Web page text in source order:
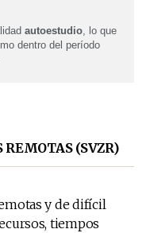
autoestudio , lo que
dentro del período
(SVZR)
y de difícil
tiempos